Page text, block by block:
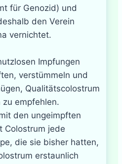
für Genozid) und
den Verein
vernichtet.
Impfungen
verstümmeln und
Qualitätscolostrum
empfehlen.
den ungeimpften
Colostrum jede
die sie bisher hatten,
erstaunlich